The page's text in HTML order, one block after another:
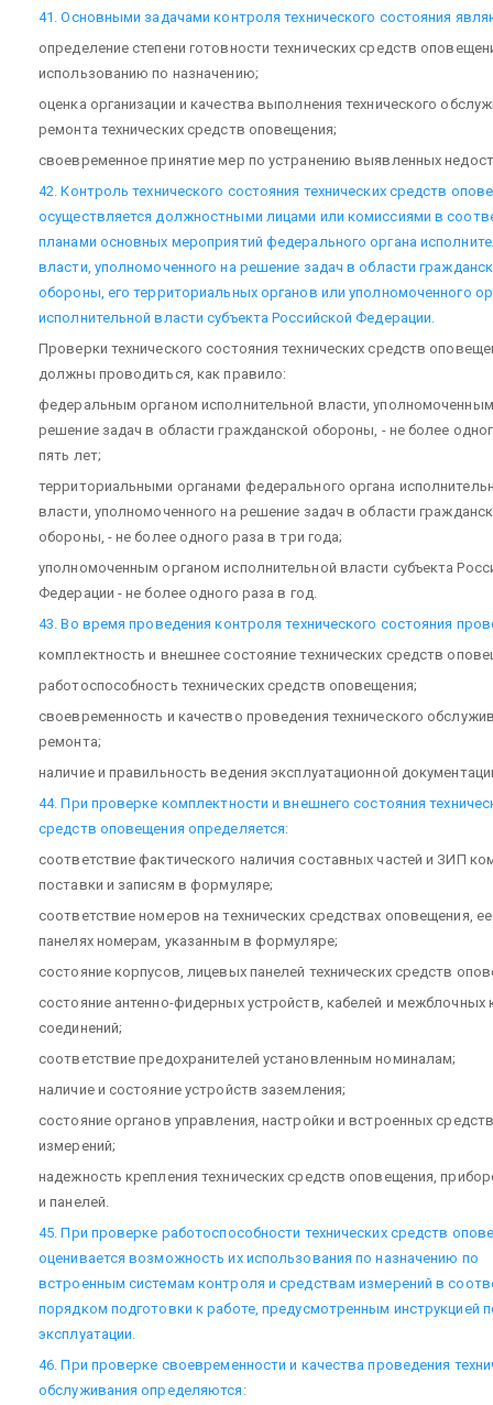
41. Основными задачами контроля технического состояния
определение степени готовности технических средств
использованию по назначению;
оценка организации и качества выполнения технического
ремонта технических средств оповещения;
своевременное принятие мер по устранению выявленных
42. Контроль технического состояния технических средств
осуществляется должностными лицами или комиссиями в
планами основных мероприятий федерального органа
власти, уполномоченного на решение задач в области
обороны, его территориальных органов или уполномоченного
исполнительной власти субъекта Российской Федерации.
Проверки технического состояния технических средств
должны проводиться, как правило:
федеральным органом исполнительной власти,
решение задач в области гражданской обороны, - не более
пять лет;
территориальными органами федерального органа
власти, уполномоченного на решение задач в области
обороны, - не более одного раза в три года;
уполномоченным органом исполнительной власти субъекта
Федерации - не более одного раза в год.
43. Во время проведения контроля технического состояния
комплектность и внешнее состояние технических средств
работоспособность технических средств оповещения;
своевременность и качество проведения технического
ремонта;
наличие и правильность ведения эксплуатационной
44. При проверке комплектности и внешнего состояния
средств оповещения определяется:
соответствие фактического наличия составных частей и ЗИП
поставки и записям в формуляре;
соответствие номеров на технических средствах оповещения,
панелях номерам, указанным в формуляре;
состояние корпусов, лицевых панелей технических средств
состояние антенно-фидерных устройств, кабелей и межблочных
соединений;
соответствие предохранителей установленным номиналам;
наличие и состояние устройств заземления;
состояние органов управления, настройки и встроенных
измерений;
надежность крепления технических средств оповещения,
и панелей.
45. При проверке работоспособности технических средств
оценивается возможность их использования по назначению по
встроенным системам контроля и средствам измерений в
порядком подготовки к работе, предусмотренным инструкцией
эксплуатации.
46. При проверке своевременности и качества проведения
обслуживания определяются: